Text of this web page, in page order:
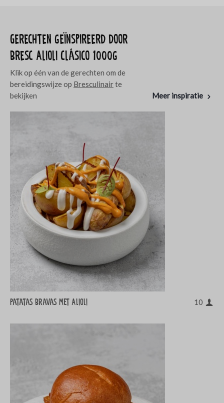
Gerechten geïnspireerd door
Bresc Alioli Clásico 1000g
Klik op één van de gerechten om de
bereidingswijze op Bresculinairte
bekijken
Meer inspiratie
Patatas Bravas met Alioli 10